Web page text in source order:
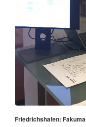
Friedrichshafen: Fakuma